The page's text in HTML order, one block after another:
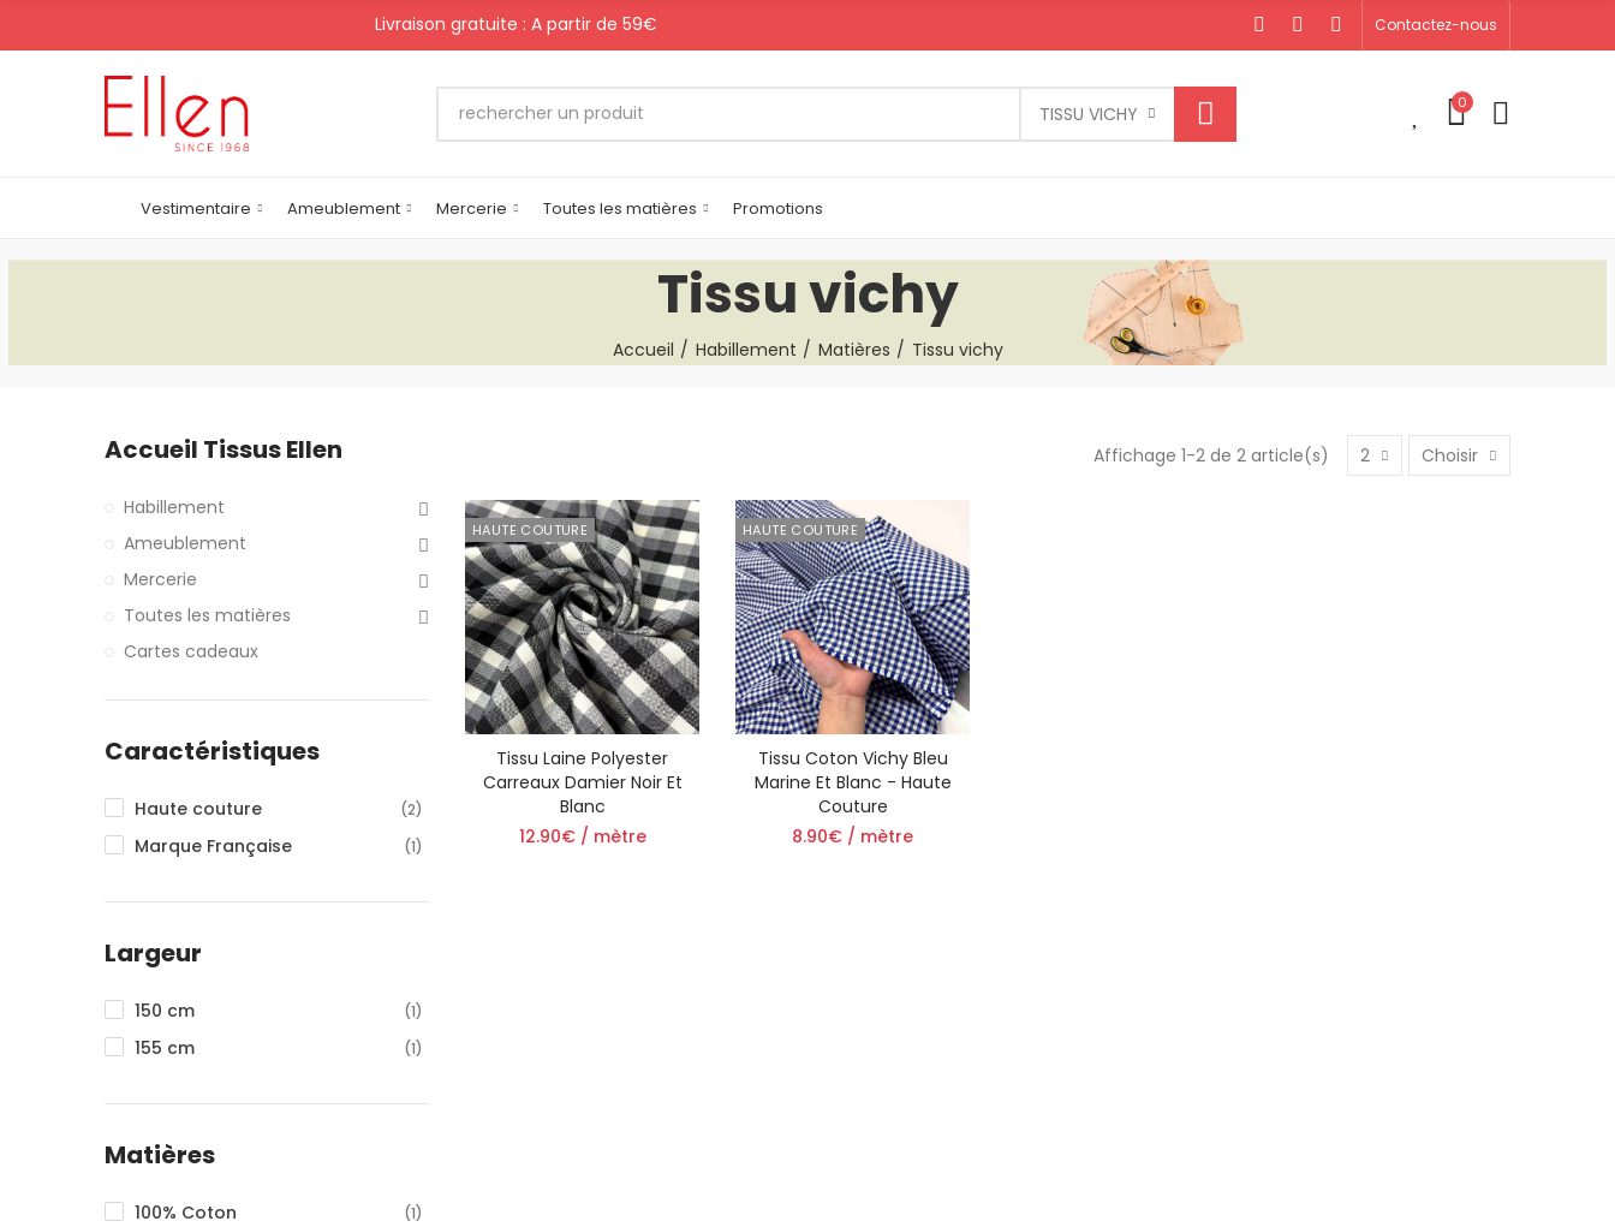
Livraison gratuite : A partir de 59€ Contactez-nous
TISSU VICHY 0
Vestimentaire Ameublement Mercerie Toutes les matières Promotions
Tissu vichy
Accueil Habillement Matières Tissu vichy
Affichage 1-2 de 2 article(s) 2 Choisir
HAUTE COUTURE
Tissu Laine Polyester
Carreaux Damier Noir Et
Blanc
12.90€ / mètre
HAUTE COUTURE
Tissu Coton Vichy Bleu
Marine Et Blanc - Haute
Couture
8.90€ / mètre
Accueil Tissus Ellen
Habillement
Ameublement
Mercerie
Toutes les matières
Cartes cadeaux
Caractéristiques
Haute couture (2)
Marque Française (1)
Largeur
150 cm (1)
155 cm (1)
Matières
100% Coton (1)